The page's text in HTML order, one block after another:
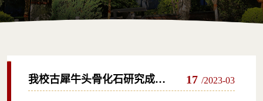
我校古犀牛头骨化石研究成果
17 /2023-03